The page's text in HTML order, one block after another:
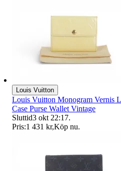
Louis Vuitton
Louis Vuitton Monogram Vernis
Case Purse Wallet Vintage
Sluttid3 okt 22:17.
Pris:1 431 kr,Köp nu.